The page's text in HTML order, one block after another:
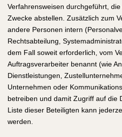
Verfahrensweisen durchgeführt,
Zwecke abstellen. Zusätzlich zum
andere Personen intern
Rechtsabteilung,
dem Fall soweit erforderlich, vom
Auftragsverarbeiter benannt (wie
Dienstleistungen,
Unternehmen oder
betreiben und damit Zugriff auf die
Liste dieser Beteiligten kann
werden.